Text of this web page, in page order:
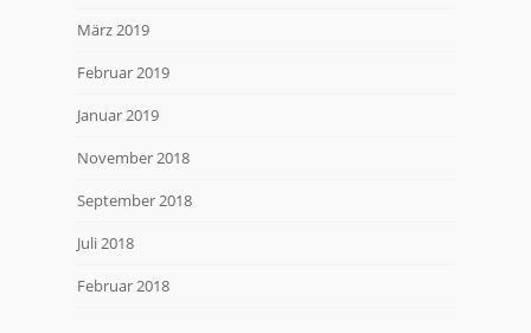
März 2019
Februar 2019
Januar 2019
November 2018
September 2018
Juli 2018
Februar 2018